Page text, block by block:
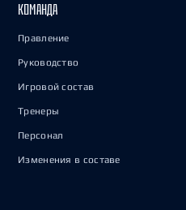
КОМАНДА
Правление
Руководство
Игровой состав
Тренеры
Персонал
Изменения в составе